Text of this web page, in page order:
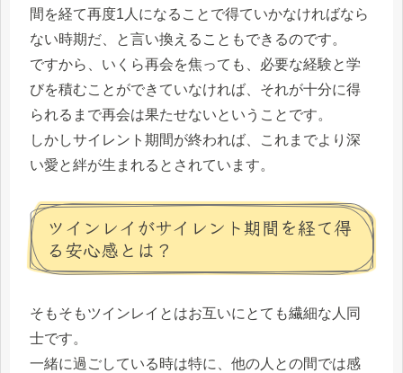
間を経て再度1人になることで得ていかなければなら
ない時期だ、と言い換えることもできるのです。
ですから、いくら再会を焦っても、必要な経験と学
びを積むことができていなければ、それが十分に得
られるまで再会は果たせないということです。
しかしサイレント期間が終われば、これまでより深
い愛と絆が生まれるとされています。
ツインレイがサイレント期間を経て得
る安心感とは？
そもそもツインレイとはお互いにとても繊細な人同
士です。
一緒に過ごしている時は特に、他の人との間では感